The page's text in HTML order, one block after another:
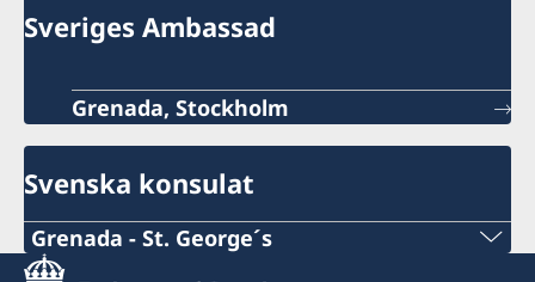
Sveriges Ambassad
Grenada, Stockholm
Svenska konsulat
Grenada - St. George´s
Telefonnummer konsulat